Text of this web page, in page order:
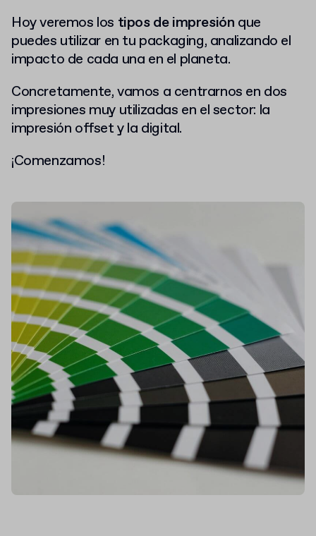
Hoy veremos los tipos de impresión que
puedes utilizar en tu packaging, analizando el
impacto de cada una en el planeta.
Concretamente, vamos a centrarnos en dos
impresiones muy utilizadas en el sector: la
impresión offset y la digital.
¡Comenzamos!